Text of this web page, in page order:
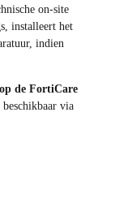
on-site
installeert het
indien
de FortiCare
beschikbaar via